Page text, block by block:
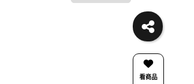
看商品